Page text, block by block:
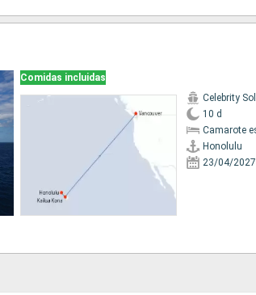
Comidas incluidas
Celebrity
10 d
Camarote
Honolulu
23/04/2027